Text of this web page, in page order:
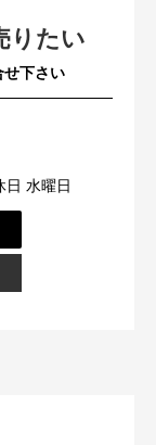
りたい
せ下さい
日 水曜日